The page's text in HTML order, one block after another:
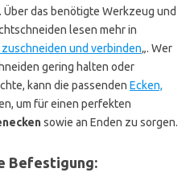
das benötigte Werkzeug und
lesen mehr in
und verbinden„. Wer
gering halten oder
kann die passenden Ecken,
um für einen perfekten
sowie an Enden zu sorgen.
Befestigung: